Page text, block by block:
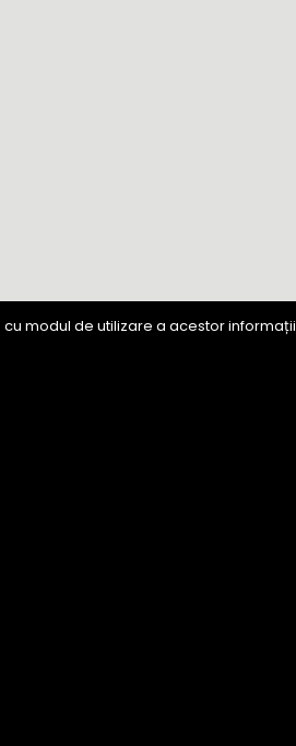
modul de utilizare a acestor informații